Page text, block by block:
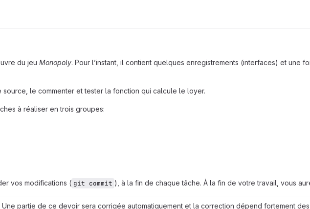
du jeu Monopoly. Pour l’instant, il contient quelques enregistrements (interfaces) et une
le commenter et tester la fonction qui calcule le loyer.
à réaliser en trois groupes:
vos modifications ( git commit ), à la fin de chaque tâche. À la fin de votre travail, vous
partie de ce devoir sera corrigée automatiquement et la correction dépend fortement